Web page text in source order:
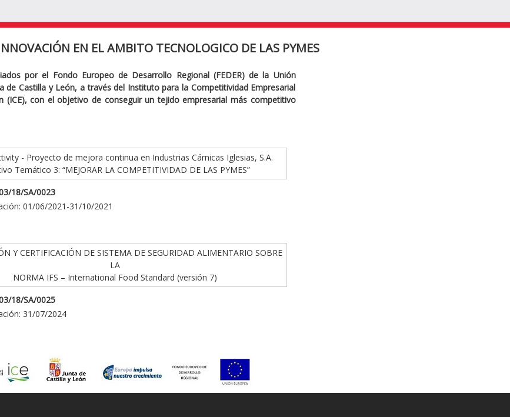
EN EL AMBITO TECNOLOGICO DE LAS PYMES
por el Fondo Europeo de Desarrollo Regional (FEDER) de la Unión
de Castilla y León, a través del Instituto para la Competitividad Empresarial
(ICE), con el objetivo de conseguir un tejido empresarial más competitivo
- Proyecto de mejora continua en Industrias Cárnicas Iglesias, S.A.
Temático 3: “MEJORAR LA COMPETITIVIDAD DE LAS PYMES”
18/SA/0023
01/06/2021-31/10/2021
Y CERTIFICACIÓN DE SISTEMA DE SEGURIDAD ALIMENTARIO SOBRE
LA
NORMA IFS – International Food Standard (versión 7)
18/SA/0025
31/07/2024